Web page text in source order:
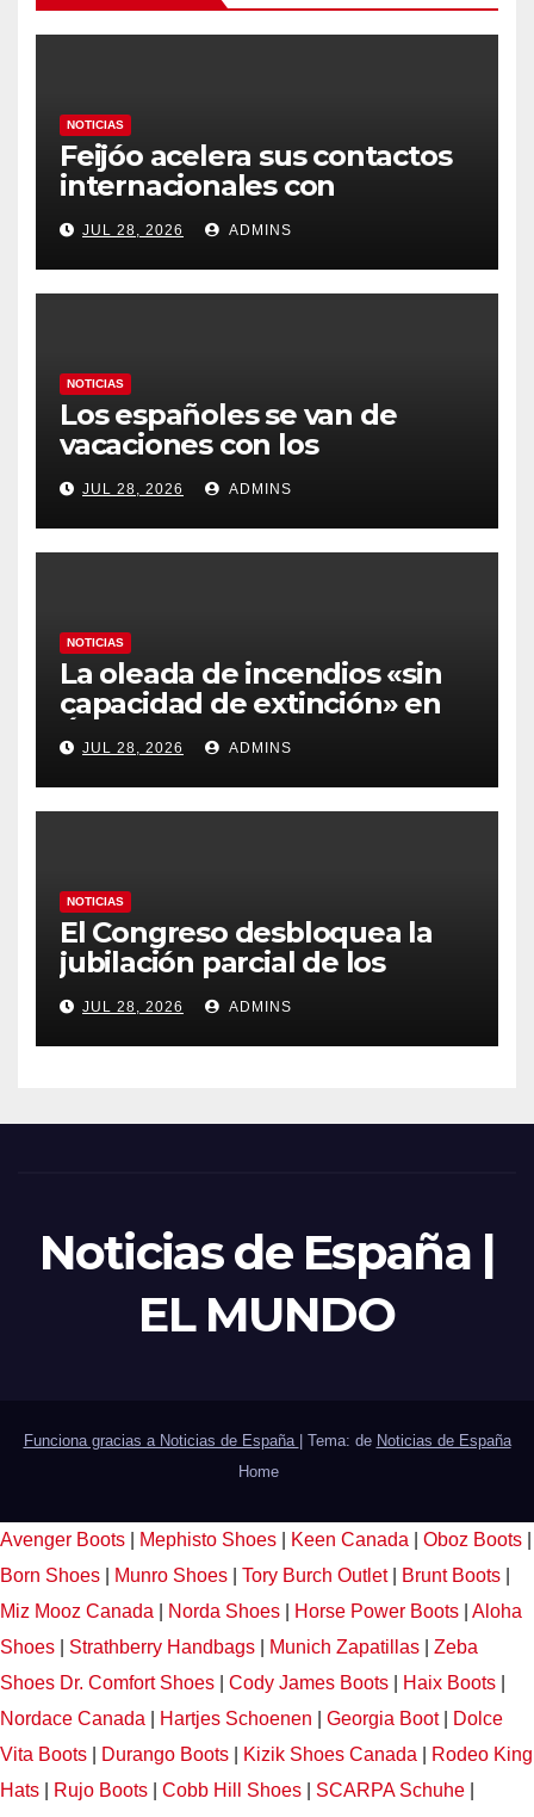
NOTICIAS
Feijóo acelera sus contactos
internacionales con
Latinoamérica como socio
prioritario en su agenda de
gobierno
JUL 28, 2026 ADMINS
NOTICIAS
Los españoles se van de
vacaciones con los
carburantes hasta un 21%
más caros que el año pasado
y los hoteles disparados
JUL 28, 2026 ADMINS
NOTICIAS
La oleada de incendios «sin
capacidad de extinción» en
Ávila y al oeste de Madrid
obliga a declarar la
emergencia nacional
JUL 28, 2026 ADMINS
NOTICIAS
El Congreso desbloquea la
jubilación parcial de los
trabajadores laborales del
sector público
JUL 28, 2026 ADMINS
Noticias de España |
EL MUNDO
Funciona gracias a Noticias de España Tema: de Noticias de España
Home
Avenger Boots Mephisto Shoes Keen Canada Oboz Boots
Born Shoes
Munro Shoes Tory Burch Outlet Brunt Boots
Miz Mooz Canada
Norda Shoes Horse Power Boots
Aloha
Shoes
Strathberry Handbags Munich Zapatillas
Zeba
Shoes Dr. Comfort Shoes Cody James Boots Haix Boots
Nordace Canada
Hartjes Schoenen Georgia Boot|
Dolce
Vita Boots
Durango Boots Kizik Shoes Canada
Rodeo King
Hats
Rujo Boots Cobb Hill Shoes SCARPA Schuhe